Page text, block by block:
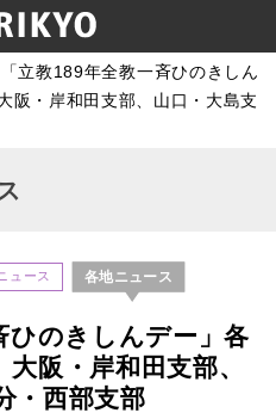
「立教189年全教一斉ひのきしん
・岸和田支部、山口・大島支
ュース 各地ニュース
ひのきしんデー」各
阪・岸和田支部、
・西部支部